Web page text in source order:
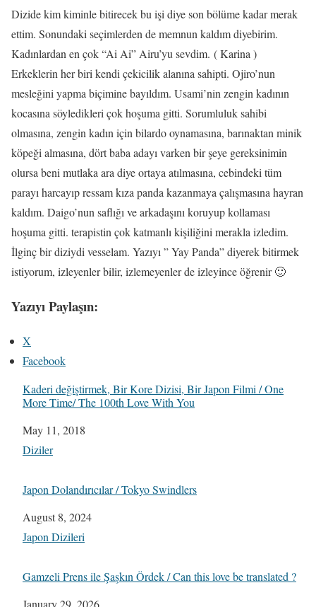
Dizide kim kiminle bitirecek bu işi diye son bölüme kadar merak
ettim. Sonundaki seçimlerden de memnun kaldım diyebirim.
Kadınlardan en çok “Ai Ai” Airu’yu sevdim. ( Karina )
Erkeklerin her biri kendi çekicilik alanına sahipti. Ojiro’nun
mesleğini yapma biçimine bayıldım. Usami’nin zengin kadının
kocasına söyledikleri çok hoşuma gitti. Sorumluluk sahibi
olmasına, zengin kadın için bilardo oynamasına, barınaktan minik
köpeği almasına, dört baba adayı varken bir şeye gereksinimin
olursa beni mutlaka ara diye ortaya atılmasına, cebindeki tüm
parayı harcayıp ressam kıza panda kazanmaya çalışmasına hayran
kaldım. Daigo’nun saflığı ve arkadaşını koruyup kollaması
hoşuma gitti. terapistin çok katmanlı kişiliğini merakla izledim.
İlginç bir diziydi vesselam. Yazıyı ” Yay Panda” diyerek bitirmek
istiyorum, izleyenler bilir, izlemeyenler de izleyince öğrenir 🙂
Yazıyı Paylaşın:
X
Facebook
Kaderi değiştirmek, Bir Kore Dizisi, Bir Japon Filmi / One
More Time/ The 100th Love With You
Date
May 11, 2018
In relation to
Diziler
Japon Dolandırıcılar / Tokyo Swindlers
Date
August 8, 2024
In relation to
Japon Dizileri
Gamzeli Prens ile Şaşkın Ördek / Can this love be translated ?
Date
January 29, 2026